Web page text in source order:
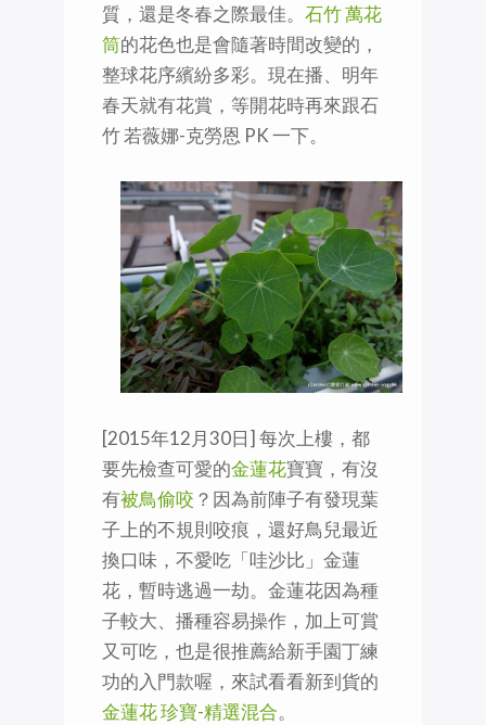
質，還是冬春之際最佳。 石竹 萬花
筒的花色也是會隨著時間改變的，
整球花序繽紛多彩。現在播、明年
春天就有花賞，等開花時再來跟石
竹 若薇娜-克勞恩 PK 一下。
[2015年12月30日] 每次上樓，都
要先檢查可愛的金蓮花寶寶，有沒
有被鳥偷咬 ？因為前陣子有發現葉
子上的不規則咬痕，還好鳥兒最近
換口味，不愛吃「哇沙比」金蓮
花，暫時逃過一劫。金蓮花因為種
子較大、播種容易操作，加上可賞
又可吃，也是很推薦給新手園丁練
功的入門款喔，來試看看新到貨的
金蓮花 珍寶-精選混合。